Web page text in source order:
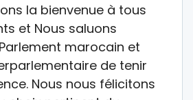
la bienvenue à tous
et Nous saluons
marocain et
de tenir
Nous nous félicitons